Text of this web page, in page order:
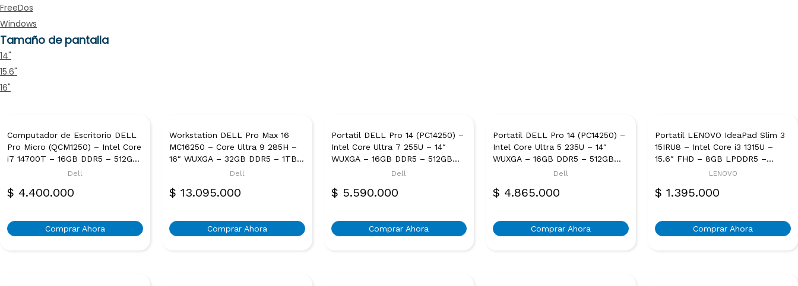
FreeDos
Windows
Tamaño de pantalla
14"
15.6"
16"
Computador de Escritorio DELL
Pro Micro (QCM1250) – Intel Core
i7 14700T – 16GB DDR5 – 512GB
SSD – Windows 11 Pro – Negro
Dell
$ 4.400.000
Comprar Ahora
Workstation DELL Pro Max 16
MC16250 – Core Ultra 9 285H –
16″ WUXGA – 32GB DDR5 – 1TB
SSD – Windows 11 Pro – Negro
Dell
$ 13.095.000
Comprar Ahora
Portatil DELL Pro 14 (PC14250) –
Intel Core Ultra 7 255U – 14″
WUXGA – 16GB DDR5 – 512GB
SSD – Windows 11 Pro –
Dell
$ 5.590.000
Comprar Ahora
Portatil DELL Pro 14 (PC14250) –
Intel Core Ultra 5 235U – 14″
WUXGA – 16GB DDR5 – 512GB
SSD – Windows 11 Pro –
Dell
$ 4.865.000
Comprar Ahora
Portatil LENOVO IdeaPad Slim 3
15IRU8 – Intel Core i3 1315U –
15.6″ FHD – 8GB LPDDR5 –
512GB SSD – FreeDos – Gris
LENOVO
$ 1.395.000
Comprar Ahora